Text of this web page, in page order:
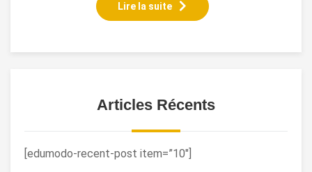
Lire la suite
Articles Récents
[edumodo-recent-post item=”10″]